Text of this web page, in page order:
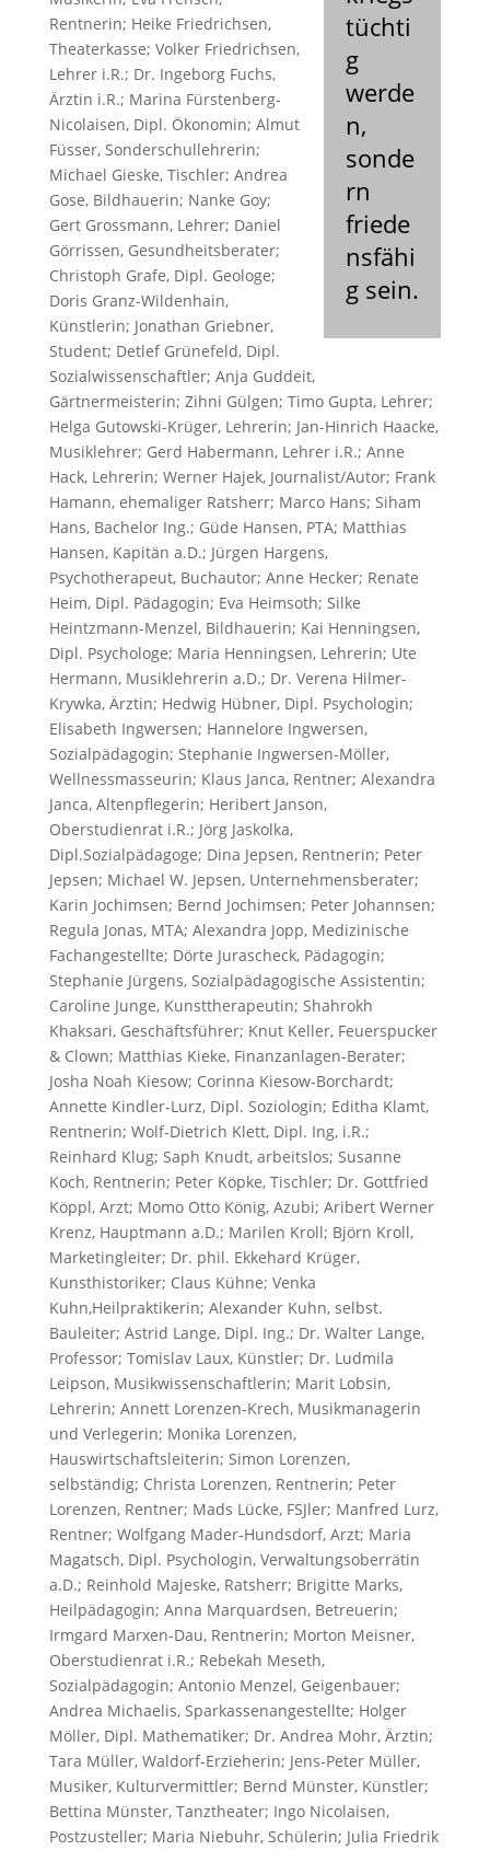
tüchti
g
werde
n,
sonde
rn
friede
nsfähi
g sein.
Rentnerin; Heike Friedrichsen,
Theaterkasse; Volker Friedrichsen,
Lehrer i.R.; Dr. Ingeborg Fuchs,
Ärztin i.R.; Marina Fürstenberg-
Nicolaisen, Dipl. Ökonomin; Almut
Füsser, Sonderschullehrerin;
Michael Gieske, Tischler; Andrea
Gose, Bildhauerin; Nanke Goy;
Gert Grossmann, Lehrer; Daniel
Görrissen, Gesundheitsberater;
Christoph Grafe, Dipl. Geologe;
Doris Granz-Wildenhain,
Künstlerin; Jonathan Griebner,
Student; Detlef Grünefeld, Dipl.
Sozialwissenschaftler; Anja Guddeit,
Gärtnermeisterin; Zihni Gülgen; Timo Gupta, Lehrer;
Helga Gutowski-Krüger, Lehrerin; Jan-Hinrich Haacke,
Musiklehrer; Gerd Habermann, Lehrer i.R.; Anne
Hack, Lehrerin; Werner Hajek, Journalist/Autor; Frank
Hamann, ehemaliger Ratsherr; Marco Hans; Siham
Hans, Bachelor Ing.; Güde Hansen, PTA; Matthias
Hansen, Kapitän a.D.; Jürgen Hargens,
Psychotherapeut, Buchautor; Anne Hecker; Renate
Heim, Dipl. Pädagogin; Eva Heimsoth; Silke
Heintzmann-Menzel, Bildhauerin; Kai Henningsen,
Dipl. Psychologe; Maria Henningsen, Lehrerin; Ute
Hermann, Musiklehrerin a.D.; Dr. Verena Hilmer-
Krywka, Ärztin; Hedwig Hübner, Dipl. Psychologin;
Elisabeth Ingwersen; Hannelore Ingwersen,
Sozialpädagogin; Stephanie Ingwersen-Möller,
Wellnessmasseurin; Klaus Janca, Rentner; Alexandra
Janca, Altenpflegerin; Heribert Janson,
Oberstudienrat i.R.; Jörg Jaskolka,
Dipl.Sozialpädagoge; Dina Jepsen, Rentnerin; Peter
Jepsen; Michael W. Jepsen, Unternehmensberater;
Karin Jochimsen; Bernd Jochimsen; Peter Johannsen;
Regula Jonas, MTA; Alexandra Jopp, Medizinische
Fachangestellte; Dörte Jurascheck, Pädagogin;
Stephanie Jürgens, Sozialpädagogische Assistentin;
Caroline Junge, Kunsttherapeutin; Shahrokh
Khaksari, Geschäftsführer; Knut Keller, Feuerspucker
& Clown; Matthias Kieke, Finanzanlagen-Berater;
Josha Noah Kiesow; Corinna Kiesow-Borchardt;
Annette Kindler-Lurz, Dipl. Soziologin; Editha Klamt,
Rentnerin; Wolf-Dietrich Klett, Dipl. Ing, i.R.;
Reinhard Klug; Saph Knudt, arbeitslos; Susanne
Koch, Rentnerin; Peter Köpke, Tischler; Dr. Gottfried
Köppl, Arzt; Momo Otto König, Azubi; Aribert Werner
Krenz, Hauptmann a.D.; Marilen Kroll; Björn Kroll,
Marketingleiter; Dr. phil. Ekkehard Krüger,
Kunsthistoriker; Claus Kühne; Venka
Kuhn,Heilpraktikerin; Alexander Kuhn, selbst.
Bauleiter; Astrid Lange, Dipl. Ing.; Dr. Walter Lange,
Professor; Tomislav Laux, Künstler; Dr. Ludmila
Leipson, Musikwissenschaftlerin; Marit Lobsin,
Lehrerin; Annett Lorenzen-Krech, Musikmanagerin
und Verlegerin; Monika Lorenzen,
Hauswirtschaftsleiterin; Simon Lorenzen,
selbständig; Christa Lorenzen, Rentnerin; Peter
Lorenzen, Rentner; Mads Lücke, FSJler; Manfred Lurz,
Rentner; Wolfgang Mader-Hundsdorf, Arzt; Maria
Magatsch, Dipl. Psychologin, Verwaltungsoberrätin
a.D.; Reinhold Majeske, Ratsherr; Brigitte Marks,
Heilpädagogin; Anna Marquardsen, Betreuerin;
Irmgard Marxen-Dau, Rentnerin; Morton Meisner,
Oberstudienrat i.R.; Rebekah Meseth,
Sozialpädagogin; Antonio Menzel, Geigenbauer;
Andrea Michaelis, Sparkassenangestellte; Holger
Möller, Dipl. Mathematiker; Dr. Andrea Mohr, Ärztin;
Tara Müller, Waldorf-Erzieherin; Jens-Peter Müller,
Musiker, Kulturvermittler; Bernd Münster, Künstler;
Bettina Münster, Tanztheater; Ingo Nicolaisen,
Postzusteller; Maria Niebuhr, Schülerin; Julia Friedrik